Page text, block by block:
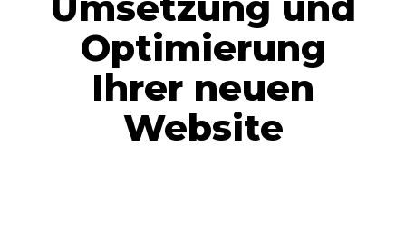
Optimierung
Ihrer neuen
Website